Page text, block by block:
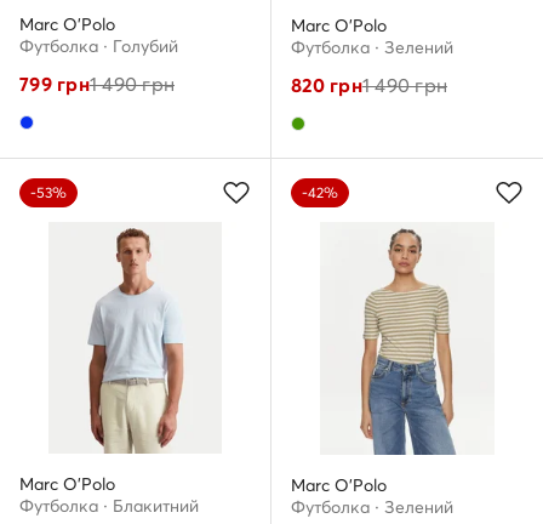
Marc O'Polo
Футболка · Голубий
799грн1 490грн
Marc O'Polo
Футболка · Зелений
820грн1 490грн
-53%
Marc O'Polo
Футболка · Блакитний
-42%
Marc O'Polo
Футболка · Зелений